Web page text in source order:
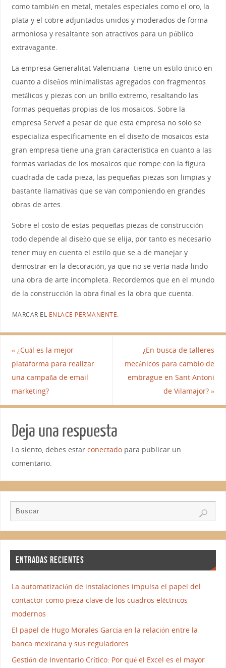
como también en metal, metales especiales como el oro, la
plata y el cobre adjuntados unidos y moderados de forma
armoniosa y resaltante son atractivos para un público
extravagante.
La empresa Generalitat Valenciana tiene un estilo único en
cuanto a diseños minimalistas agregados con fragmentos
metálicos y piezas con un brillo extremo, resaltando las
formas pequeñas propias de los mosaicos. Sobre la
empresa Servef a pesar de que esta empresa no solo se
especializa específicamente en el diseño de mosaicos esta
gran empresa tiene una gran característica en cuanto a las
formas variadas de los mosaicos que rompe con la figura
cuadrada de cada pieza, las pequeñas piezas son limpias y
bastante llamativas que se van componiendo en grandes
obras de artes.
Sobre el costo de estas pequeñas piezas de construcción
todo depende al diseño que se elija, por tanto es necesario
tener muy en cuenta el estilo que se a de manejar y
demostrar en la decoración, ya que no se vería nada lindo
una obra de arte incompleta. Recordemos que en el mundo
de la construcción la obra final es la obra que cuenta.
MARCAR EL ENLACE PERMANENTE.
«¿Cuál es la mejor
plataforma para realizar
una campaña de email
marketing?
¿En busca de talleres
mecánicos para cambio de
embrague en Sant Antoni
de Vilamajor?»
Deja una respuesta
Lo siento, debes estar conectadopara publicar un
comentario.
ENTRADAS RECIENTES
La automatización de instalaciones impulsa el papel del
contactor como pieza clave de los cuadros eléctricos
modernos
El papel de Hugo Morales García en la relación entre la
banca mexicana y sus reguladores
Gestión de Inventario Crítico: Por qué el Excel es el mayor